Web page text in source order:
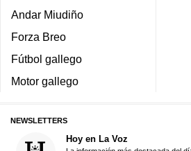
Andar Miudiño
Forza Breo
Fútbol gallego
Motor gallego
NEWSLETTERS
Hoy en La Voz